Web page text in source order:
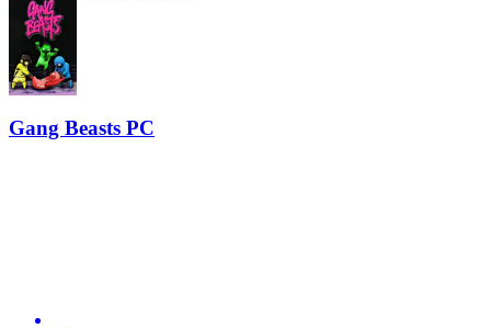
Gang Beasts PC